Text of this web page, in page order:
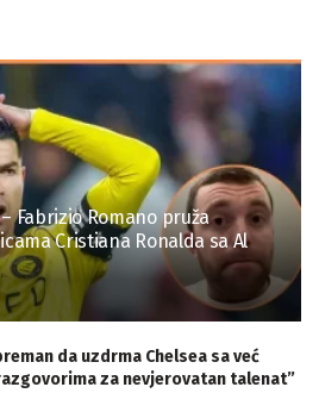
Fabrizio Romano pruža
Cristiana Ronalda sa Al
da uzdrma Chelsea sa već
za nevjerovatan talenat”